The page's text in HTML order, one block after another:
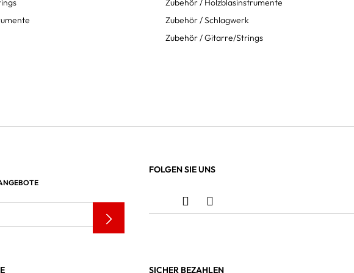
Zubehör / Holzblasinstrumente
Zubehör / Schlagwerk
Zubehör / Gitarre/Strings
FOLGEN SIE UNS
SICHER BEZAHLEN